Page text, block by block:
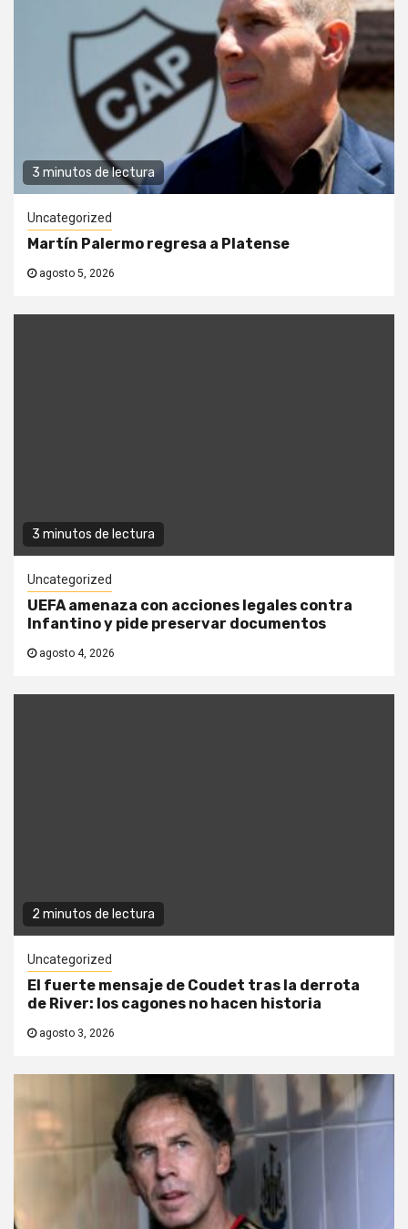
3 minutos de lectura
Uncategorized
Martín Palermo regresa a Platense
agosto 5, 2026
3 minutos de lectura
Uncategorized
UEFA amenaza con acciones legales contra
Infantino y pide preservar documentos
agosto 4, 2026
2 minutos de lectura
Uncategorized
El fuerte mensaje de Coudet tras la derrota
de River: los cagones no hacen historia
agosto 3, 2026